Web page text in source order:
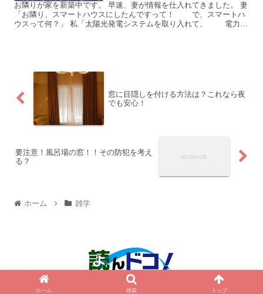
お隣りが家を新築中です。 早速、妻が情報を仕入れてきました。 妻
「お隣り、スマートハウスにしたんですって！ で、スマートハ
ウスって何？」 私「太陽光発電システムを取り入れて、 電力を
窓に目隠しを付ける方法は？これなら夜
でも安心！
要注意！風呂場の窓！！その防犯を考え
る？
ホーム 雑学
© 2015 読んドコ！.
ホーム 検索 トップ